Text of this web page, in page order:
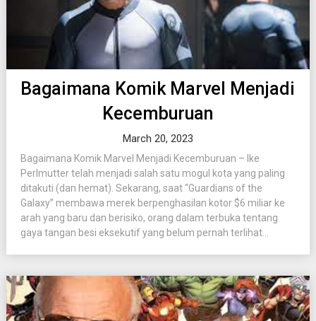
Bagaimana Komik Marvel Menjadi
Kecemburuan
March 20, 2023
Bagaimana Komik Marvel Menjadi Kecemburuan – Ike
Perlmutter telah menjadi salah satu mogul kota yang paling
ditakuti (dan hemat). Sekarang, saat “Guardians of the
Galaxy” membawa merek berpenghasilan kotor $6 miliar ke
arah yang baru dan berisiko, orang dalam terbuka tentang
gaya tangan besi eksekutif yang belum pernah terlihat...